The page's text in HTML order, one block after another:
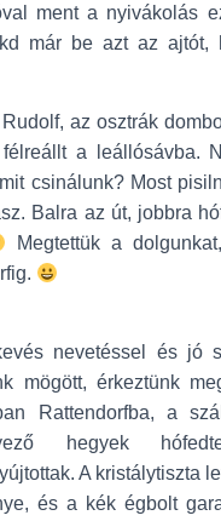
ment a nyivákolás
már be azt az ajtót,
az osztrák
a leállósávba.
csinálunk? Most
Balra az út, jobbra
Megtettük a
nevetéssel és jó
mögött, érkeztünk
Rattendorfba, a
hegyek
A kristálytiszta
és a kék égbolt